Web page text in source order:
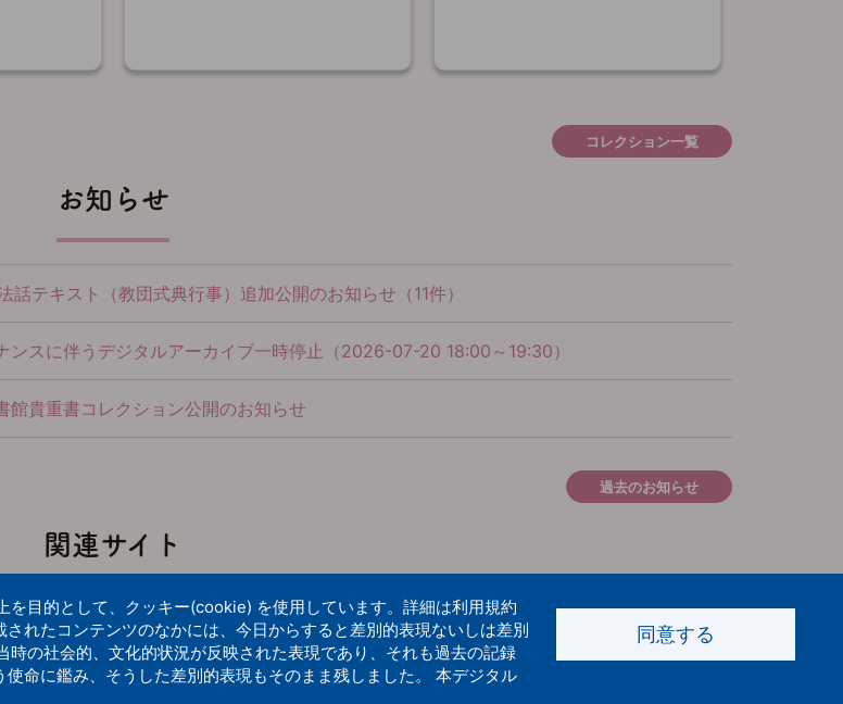
コレクション一覧
お知らせ
話テキスト（教団式典行事）追加公開のお知らせ（11件）
ンスに伴うデジタルアーカイブ一時停止（2026-07-20 18:00～19:30）
館貴重書コレクション公開のお知らせ
過去のお知らせ
関連サイト
目的として、クッキー(cookie) を使用しています。詳細は利用規約
れたコンテンツのなかには、今日からすると差別的表現ないしは差別
の社会的、文化的状況が反映された表現であり、それも過去の記録
命に鑑み、そうした差別的表現もそのまま残しました。 本デジタル
同意する